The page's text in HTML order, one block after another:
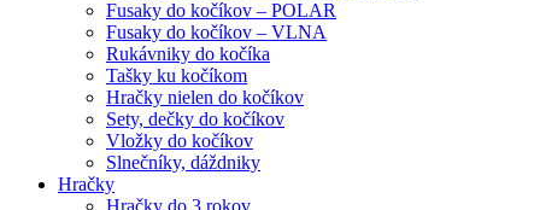
Fusaky do kočíkov – POLAR
Fusaky do kočíkov – VLNA
Rukávniky do kočíka
Tašky ku kočíkom
Hračky nielen do kočíkov
Sety, dečky do kočíkov
Vložky do kočíkov
Slnečníky, dáždniky
Hračky
Hračky do 3 rokov